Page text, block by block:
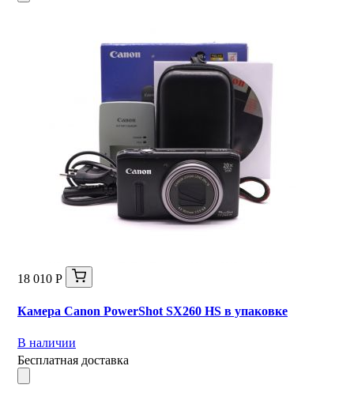
18 010 Р
Камера Canon PowerShot SX260 HS в упаковке
В наличии
Бесплатная доставка